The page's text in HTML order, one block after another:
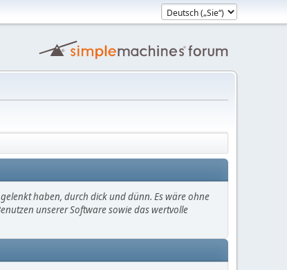
haben, durch dick und dünn. Es wäre ohne
unserer Software sowie das wertvolle